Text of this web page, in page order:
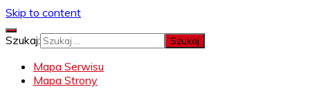
Skip to content
Szukaj:
Mapa Serwisu
Mapa Strony